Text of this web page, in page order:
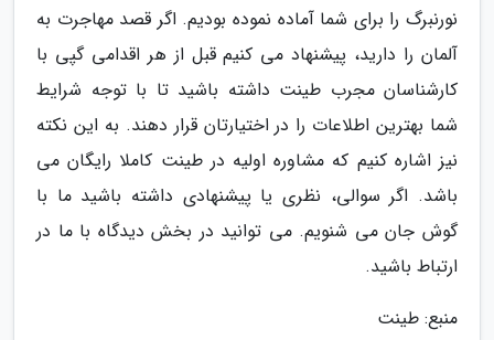
نورنبرگ را برای شما آماده نموده بودیم. اگر قصد مهاجرت به
آلمان را دارید، پیشنهاد می کنیم قبل از هر اقدامی گپی با
کارشناسان مجرب طینت داشته باشید تا با توجه شرایط
شما بهترین اطلاعات را در اختیارتان قرار دهند. به این نکته
نیز اشاره کنیم که مشاوره اولیه در طینت کاملا رایگان می
باشد. اگر سوالی، نظری یا پیشنهادی داشته باشید ما با
گوش جان می شنویم. می توانید در بخش دیدگاه با ما در
ارتباط باشید.
منبع: طینت